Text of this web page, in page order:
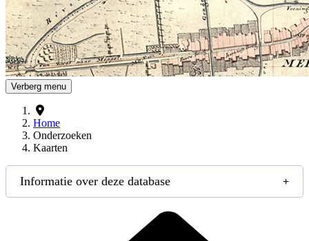
Verberg menu
Home
Onderzoeken
Kaarten
Informatie over deze database